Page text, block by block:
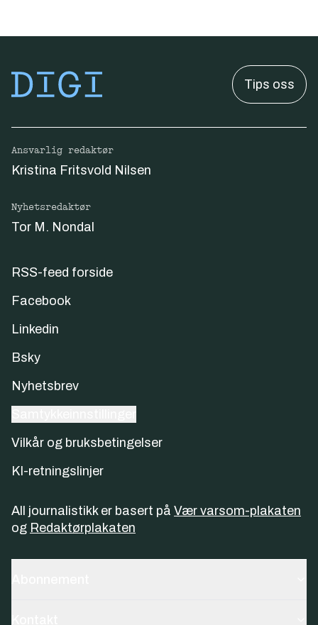
Tips oss
Ansvarlig redaktør
Kristina Fritsvold Nilsen
Nyhetsredaktør
Tor M. Nondal
RSS-feed forside
Facebook
Linkedin
Bsky
Nyhetsbrev
Vilkår og bruksbetingelser
KI-retningslinjer
All journalistikk er basert på Vær varsom-plakaten
og Redaktørplakaten